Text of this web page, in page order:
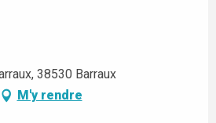
38530 Barraux
M'y rendre